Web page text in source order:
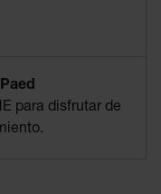
para disfrutar de